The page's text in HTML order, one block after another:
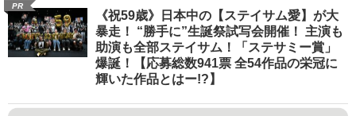
PR
《祝59歳》日本中の【ステイサム愛】が大
暴走！ “勝手に”生誕祭試写会開催！ 主演も
助演も全部ステイサム！「ステサミー賞」
爆誕！【応募総数941票 全54作品の栄冠に
輝いた作品とはー!?】